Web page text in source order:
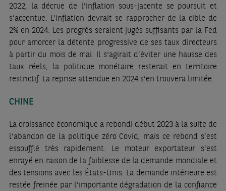
2022, la décrue de l’inflation sous-jacente se poursuit et
s’accentue. L’inflation devrait se rapprocher de la cible de
2% en 2024. Les progrès seraient jugés suffisants par la Fed
pour amorcer la détente progressive de ses taux directeurs
à partir du mois de mai. Il s’agirait d’éviter une hausse des
taux réels, la politique monétaire resterait en territoire
restrictif. La reprise attendue en 2024 s’en trouvera limitée.
CHINE
La croissance économique a rebondi début 2023 à la suite de
l’abandon de la politique zéro Covid, mais ce rebond s’est
essoufflé très rapidement. Le moteur exportateur s’est
enrayé en raison de la faiblesse de la demande mondiale et
des tensions avec les États-Unis. La demande intérieure est
restée freinée par l’importante dégradation de la confiance